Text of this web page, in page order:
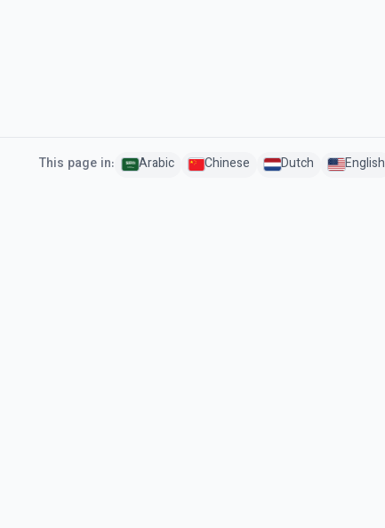
This page in: Arabic Chinese Dutch English